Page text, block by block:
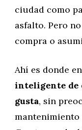
ciudad como
asfalto. Pero
compra o
Ahí es donde
inteligente de
gusta, sin
mantenimiento